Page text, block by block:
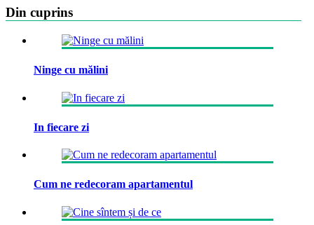
Din cuprins
Ninge cu mălini
In fiecare zi
Cum ne redecoram apartamentul